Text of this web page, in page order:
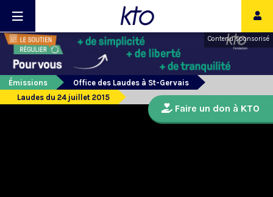
Contenu sponsorisé
Émissions
Office des Laudes à St-Gervais
Laudes du 24 juillet 2015
Faire un don à KTO